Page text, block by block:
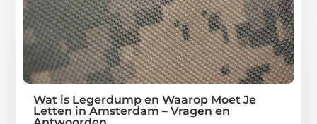
Wat is Legerdump en Waarop Moet Je
Letten in Amsterdam – Vragen en